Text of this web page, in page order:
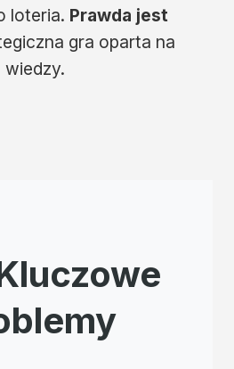
loteria. Prawda jest
gra oparta na
wiedzy.